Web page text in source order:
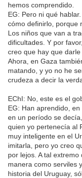
hemos comprendido.
EG: Pero ni qué
cómo definirlo, porque
Los niños que van a
dificultades. Y por
creo que hay que darle
Ahora, en Gaza
matando, y yo no he
crudeza a decir la
EChI: No, este es el
EG: Han aprendido,
en un período se
quien yo pertenecía al
muy inteligente en el
imitarla, pero yo creo
por lejos. A tal
manera como serviles
historia del Uruguay,